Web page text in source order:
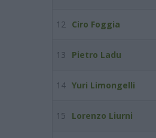
12 Ciro Foggia
13 Pietro Ladu
14 Yuri Limongelli
15 Lorenzo Liurni